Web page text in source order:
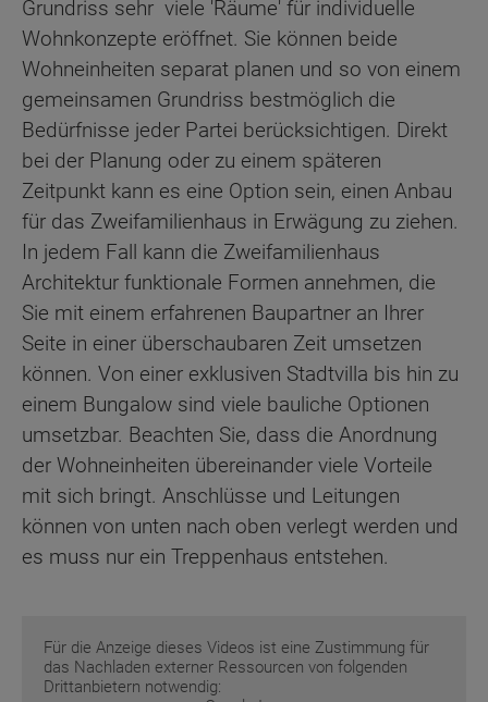
Grundriss sehr viele 'Räume' für individuelle
Wohnkonzepte eröffnet. Sie können beide
Wohneinheiten separat planen und so von einem
gemeinsamen Grundriss bestmöglich die
Bedürfnisse jeder Partei berücksichtigen. Direkt
bei der Planung oder zu einem späteren
Zeitpunkt kann es eine Option sein, einen Anbau
für das Zweifamilienhaus in Erwägung zu ziehen.
In jedem Fall kann die Zweifamilienhaus
Architektur funktionale Formen annehmen, die
Sie mit einem erfahrenen Baupartner an Ihrer
Seite in einer überschaubaren Zeit umsetzen
können. Von einer exklusiven Stadtvilla bis hin zu
einem Bungalow sind viele bauliche Optionen
umsetzbar. Beachten Sie, dass die Anordnung
der Wohneinheiten übereinander viele Vorteile
mit sich bringt. Anschlüsse und Leitungen
können von unten nach oben verlegt werden und
es muss nur ein Treppenhaus entstehen.
Für die Anzeige dieses Videos ist eine Zustimmung für
das Nachladen externer Ressourcen von folgenden
Drittanbietern notwendig: